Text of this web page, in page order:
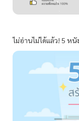
ไม่อ่านไม่ได้แล้ว! 5 หนั